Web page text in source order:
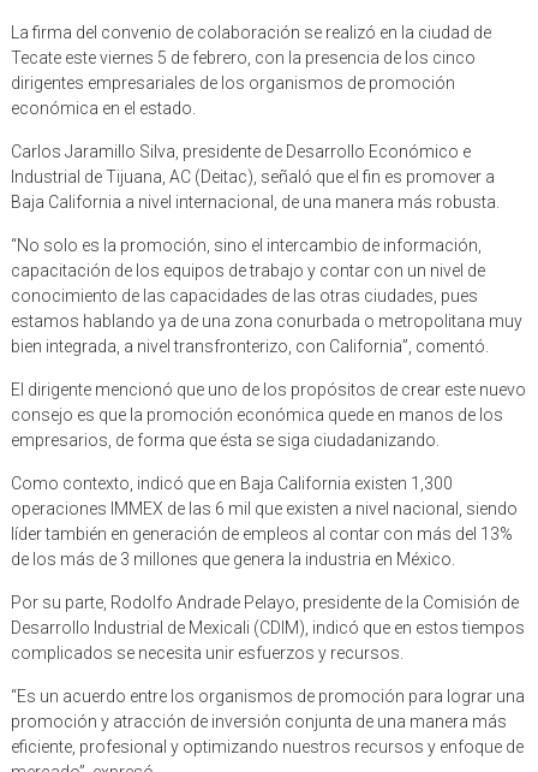
La firma del convenio de colaboración se realizó en la ciudad de
Tecate este viernes 5 de febrero, con la presencia de los cinco
dirigentes empresariales de los organismos de promoción
económica en el estado.
Carlos Jaramillo Silva, presidente de Desarrollo Económico e
Industrial de Tijuana, AC (Deitac), señaló que el fin es promover a
Baja California a nivel internacional, de una manera más robusta.
“No solo es la promoción, sino el intercambio de información,
capacitación de los equipos de trabajo y contar con un nivel de
conocimiento de las capacidades de las otras ciudades, pues
estamos hablando ya de una zona conurbada o metropolitana muy
bien integrada, a nivel transfronterizo, con California”, comentó.
El dirigente mencionó que uno de los propósitos de crear este nuevo
consejo es que la promoción económica quede en manos de los
empresarios, de forma que ésta se siga ciudadanizando.
Como contexto, indicó que en Baja California existen 1,300
operaciones IMMEX de las 6 mil que existen a nivel nacional, siendo
líder también en generación de empleos al contar con más del 13%
de los más de 3 millones que genera la industria en México.
Por su parte, Rodolfo Andrade Pelayo, presidente de la Comisión de
Desarrollo Industrial de Mexicali (CDIM), indicó que en estos tiempos
complicados se necesita unir esfuerzos y recursos.
“Es un acuerdo entre los organismos de promoción para lograr una
promoción y atracción de inversión conjunta de una manera más
eficiente, profesional y optimizando nuestros recursos y enfoque de